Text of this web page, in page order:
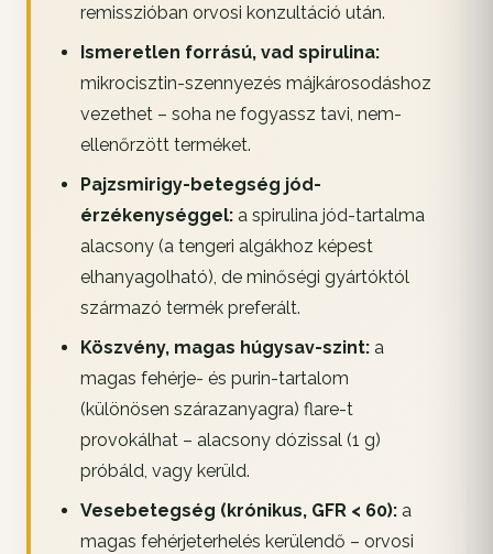
remisszióban orvosi konzultáció után.
Ismeretlen forrású, vad spirulina:
mikrocisztin-szennyezés májkárosodáshoz
vezethet – soha ne fogyassz tavi, nem-
ellenőrzött terméket.
Pajzsmirigy-betegség jód-
érzékenységgel:a spirulina jód-tartalma
alacsony (a tengeri algákhoz képest
elhanyagolható), de minőségi gyártóktól
származó termék preferált.
Köszvény, magas húgysav-szint:a
magas fehérje- és purin-tartalom
(különösen szárazanyagra) flare-t
provokálhat – alacsony dózissal (1 g)
próbáld, vagy kerüld.
Vesebetegség (krónikus, GFR < 60):a
magas fehérjeterhelés kerülendő – orvosi